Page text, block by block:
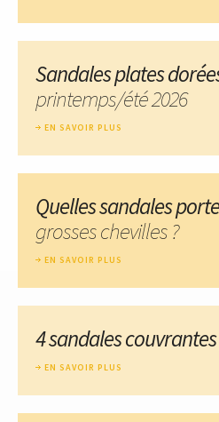
Sandales plates
printemps/été 2026
EN SAVOIR PLUS
Quelles sandales
grosses chevilles ?
EN SAVOIR PLUS
4 sandales couvrantes
EN SAVOIR PLUS